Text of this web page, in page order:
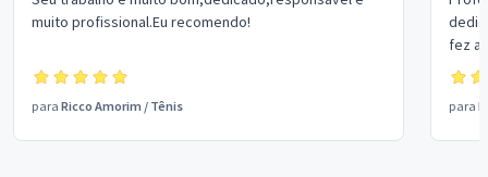
muito profissional.Eu recomendo!
para Ricco Amorim / Tênis
fez
você. Não te largo mais.
dou
para